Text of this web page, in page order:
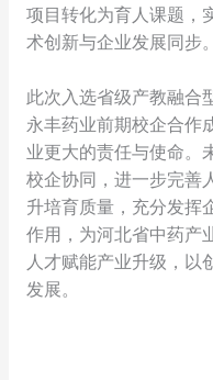
项目转化为育人课题，
术创新与企业发展同步。​
此次入选省级产教融合
永丰药业前期校企合作
业更大的责任与使命。
校企协同，进一步完善
升培育质量，充分发挥
作用，为河北省中药产
人才赋能产业升级，以
发展。